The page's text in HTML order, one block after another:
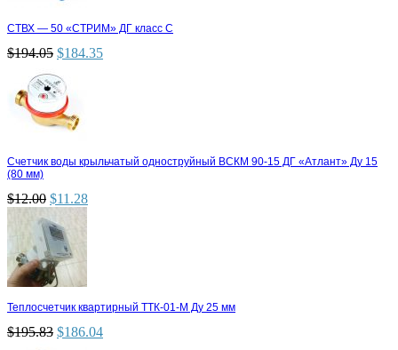
СТВХ — 50 «СТРИМ» ДГ класс С
$194.05 $184.35
Счетчик воды крыльчатый одноструйный ВСКМ 90-15 ДГ «Атлант» Ду 15
(80 мм)
$12.00 $11.28
Теплосчетчик квартирный ТТК-01-М Ду 25 мм
$195.83 $186.04